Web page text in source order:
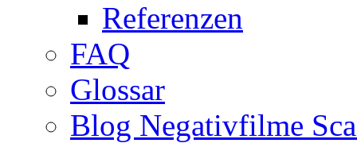
Referenzen
FAQ
Glossar
Blog Negativfilme